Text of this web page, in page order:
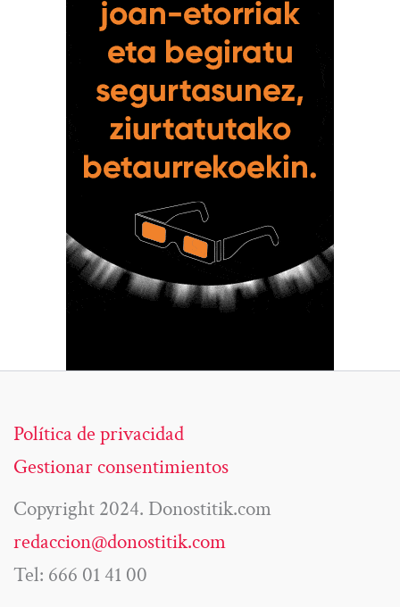
Política de privacidad
Gestionar consentimientos
Copyright 2024. Donostitik.com
redaccion@donostitik.com
Tel: 666 01 41 00